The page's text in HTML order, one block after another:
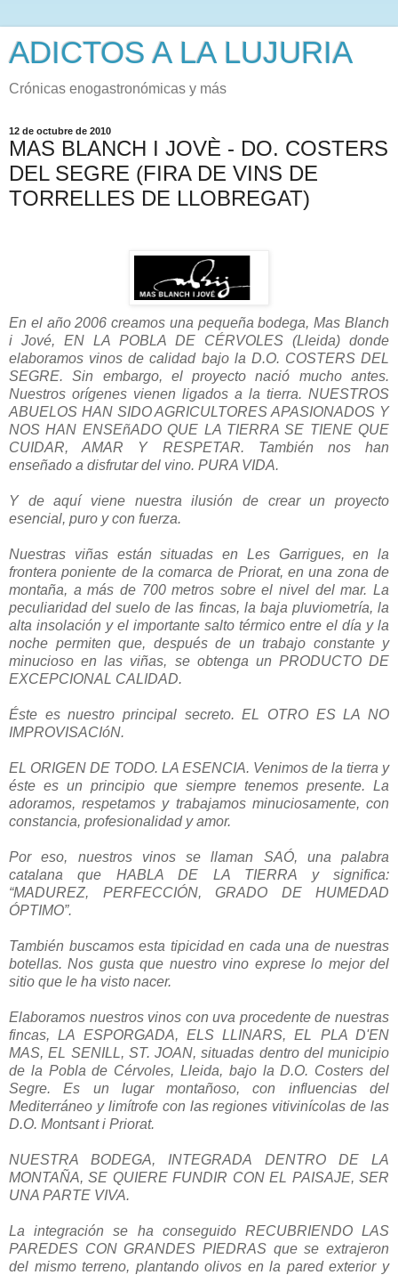
ADICTOS A LA LUJURIA
Crónicas enogastronómicas y más
12 de octubre de 2010
MAS BLANCH I JOVÈ - DO. COSTERS
DEL SEGRE (FIRA DE VINS DE
TORRELLES DE LLOBREGAT)
En el año 2006 creamos una pequeña bodega, Mas Blanch
i Jové, EN LA POBLA DE CÉRVOLES (Lleida) donde
elaboramos vinos de calidad bajo la D.O. COSTERS DEL
SEGRE. Sin embargo, el proyecto nació mucho antes.
Nuestros orígenes vienen ligados a la tierra. NUESTROS
ABUELOS HAN SIDO AGRICULTORES APASIONADOS Y
NOS HAN ENSEñADO QUE LA TIERRA SE TIENE QUE
CUIDAR, AMAR Y RESPETAR. También nos han
enseñado a disfrutar del vino. PURA VIDA.
Y de aquí viene nuestra ilusión de crear un proyecto
esencial, puro y con fuerza.
Nuestras viñas están situadas en Les Garrigues, en la
frontera poniente de la comarca de Priorat, en una zona de
montaña, a más de 700 metros sobre el nivel del mar. La
peculiaridad del suelo de las fincas, la baja pluviometría, la
alta insolación y el importante salto térmico entre el día y la
noche permiten que, después de un trabajo constante y
minucioso en las viñas, se obtenga un PRODUCTO DE
EXCEPCIONAL CALIDAD.
Éste es nuestro principal secreto. EL OTRO ES LA NO
IMPROVISACIóN.
EL ORIGEN DE TODO. LA ESENCIA. Venimos de la tierra y
éste es un principio que siempre tenemos presente. La
adoramos, respetamos y trabajamos minuciosamente, con
constancia, profesionalidad y amor.
Por eso, nuestros vinos se llaman SAÓ, una palabra
catalana que HABLA DE LA TIERRA y significa:
“MADUREZ, PERFECCIÓN, GRADO DE HUMEDAD
ÓPTIMO”.
También buscamos esta tipicidad en cada una de nuestras
botellas. Nos gusta que nuestro vino exprese lo mejor del
sitio que le ha visto nacer.
Elaboramos nuestros vinos con uva procedente de nuestras
fincas, LA ESPORGADA, ELS LLINARS, EL PLA D'EN
MAS, EL SENILL, ST. JOAN, situadas dentro del municipio
de la Pobla de Cérvoles, Lleida, bajo la D.O. Costers del
Segre. Es un lugar montañoso, con influencias del
Mediterráneo y limítrofe con las regiones vitivinícolas de las
D.O. Montsant i Priorat.
NUESTRA BODEGA, INTEGRADA DENTRO DE LA
MONTAÑA, SE QUIERE FUNDIR CON EL PAISAJE, SER
UNA PARTE VIVA.
La integración se ha conseguido RECUBRIENDO LAS
PAREDES CON GRANDES PIEDRAS que se extrajeron
del mismo terreno, plantando olivos en la pared exterior y